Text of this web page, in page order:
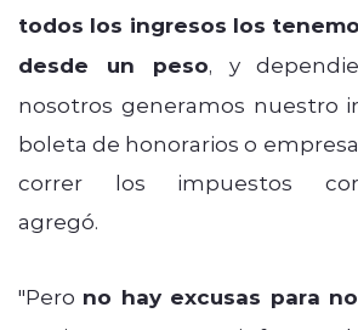
todos los ingresos los
desde un peso, y
nosotros generamos nuestro
boleta de honorarios o
correr los impuestos
agregó.
"Pero no hay excusas para